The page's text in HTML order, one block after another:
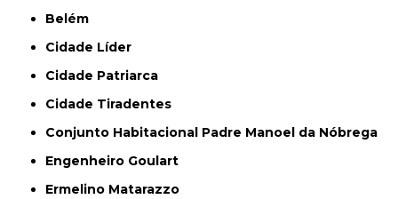
Belém
Cidade Líder
Cidade Patriarca
Cidade Tiradentes
Conjunto Habitacional Padre Manoel da Nóbrega
Engenheiro Goulart
Ermelino Matarazzo